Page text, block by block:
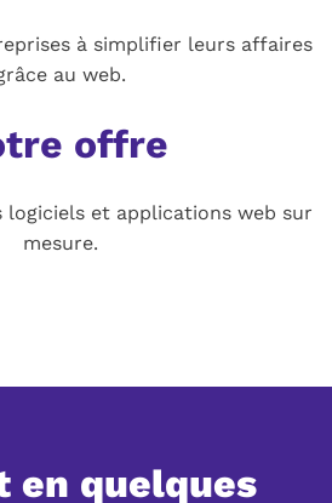
à simplifier leurs affaires
au web.
offre
logiciels et applications web sur
mesure.
en quelques